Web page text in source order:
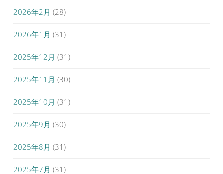
2026年2月 (28)
2026年1月 (31)
2025年12月 (31)
2025年11月 (30)
2025年10月 (31)
2025年9月 (30)
2025年8月 (31)
2025年7月 (31)